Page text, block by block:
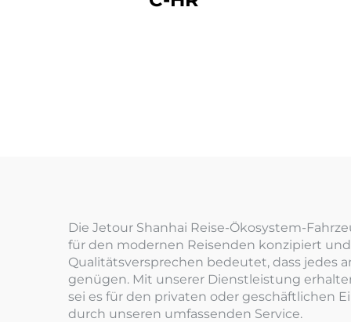
Die Jetour Shanhai Reise-Ökosystem-
für den modernen Reisenden konzipiert
Qualitätsversprechen bedeutet, dass jedes
genügen. Mit unserer Dienstleistung
sei es für den privaten oder geschäftlichen
durch unseren umfassenden Service.